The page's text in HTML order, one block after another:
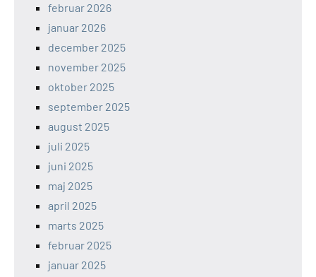
februar 2026
januar 2026
december 2025
november 2025
oktober 2025
september 2025
august 2025
juli 2025
juni 2025
maj 2025
april 2025
marts 2025
februar 2025
januar 2025